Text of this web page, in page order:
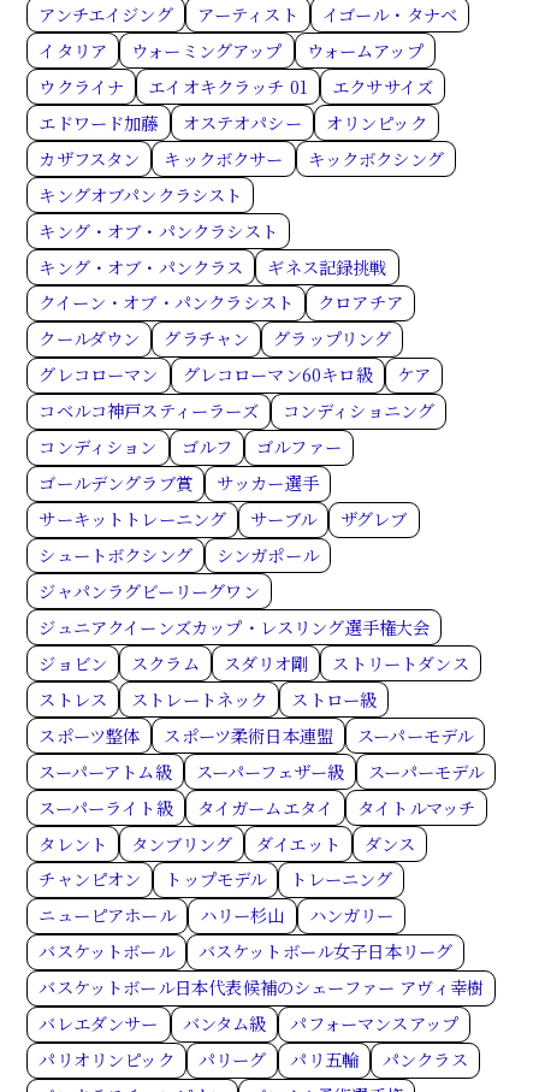
アンチエイジング
アーティスト
イゴール・タナベ
イタリア
ウォーミングアップ
ウォームアップ
ウクライナ
エイオキクラッチ 01
エクササイズ
エドワード加藤
オステオパシー
オリンピック
カザフスタン
キックボクサー
キックボクシング
キングオブパンクラシスト
キング・オブ・パンクラシスト
キング・オブ・パンクラス
ギネス記録挑戦
クイーン・オブ・パンクラシスト
クロアチア
クールダウン
グラチャン
グラップリング
グレコローマン
グレコローマン60キロ級
ケア
コベルコ神戸スティーラーズ
コンディショニング
コンディション
ゴルフ
ゴルファー
ゴールデングラブ賞
サッカー選手
サーキットトレーニング
サーブル
ザグレブ
シュートボクシング
シンガポール
ジャパンラグビーリーグワン
ジュニアクイーンズカップ・レスリング選手権大会
ジョビン
スクラム スダリオ剛
ストリートダンス
ストレス
ストレートネック
ストロー級
スポーツ整体
スポーツ柔術日本連盟
スーパーモデル
スーパーアトム級
スーパーフェザー級
スーパーモデル
スーパーライト級
タイガームエタイ
タイトルマッチ
タレント
タンブリング ダイエット
ダンス
チャンピオン
トップモデル
トレーニング
ニューピアホール
ハリー杉山
ハンガリー
バスケットボール
バスケットボール女子日本リーグ
バスケットボール日本代表候補のシェーファー アヴィ幸樹
バレエダンサー
バンタム級
パフォーマンスアップ
パリオリンピック
パリーグ パリ五輪
パンクラス